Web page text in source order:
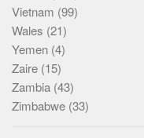
Vietnam (99)
Wales (21)
Yemen (4)
Zaire (15)
Zambia (43)
Zimbabwe (33)